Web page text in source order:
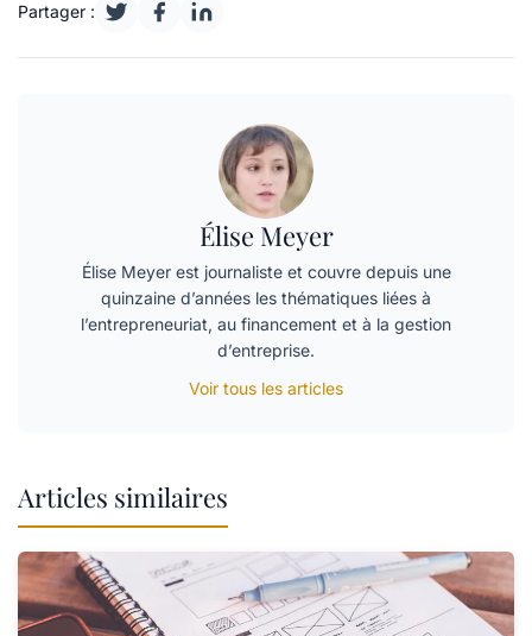
Partager :
Élise Meyer
Élise Meyer est journaliste et couvre depuis une
quinzaine d’années les thématiques liées à
l’entrepreneuriat, au financement et à la gestion
d’entreprise.
Voir tous les articles
Articles similaires